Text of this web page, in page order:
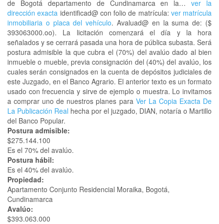
de Bogotá departamento de Cundinamarca en la…ver la
dirección exacta identificad@ con folio de matrícula: ver matrícula
inmobiliaria o placa del vehículo. Avaluad@ en la suma de: ($
393063000.oo). La licitación comenzará el día y la hora
señalados y se cerrará pasada una hora de pública subasta. Será
postura admisible la que cubra el (70%) del avalúo dado al bien
inmueble o mueble, previa consignación del (40%) del avalúo, los
cuales serán consignados en la cuenta de depósitos judiciales de
este Juzgado, en el Banco Agrario. El anterior texto es un formato
usado con frecuencia y sirve de ejemplo o muestra. Lo invitamos
a comprar uno de nuestros planes para Ver La Copia Exacta De
La Publicación Real hecha por el juzgado, DIAN, notaría o Martillo
del Banco Popular.
Postura admisible:
$275.144.100
Es el 70% del avalúo.
Postura hábil:
Es el 40% del avalúo.
Propiedad:
Apartamento Conjunto Residencial Moraika, Bogotá,
Cundinamarca
Avalúo:
$393.063.000